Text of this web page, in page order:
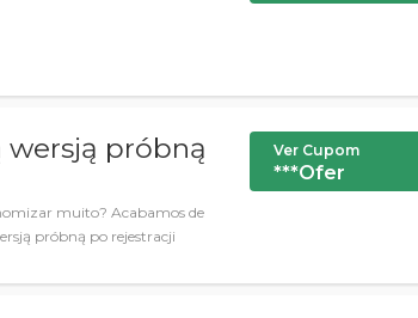
wersją próbną
muito? Acabamos de
próbną po rejestracji
Ver Cupom
***Ofer